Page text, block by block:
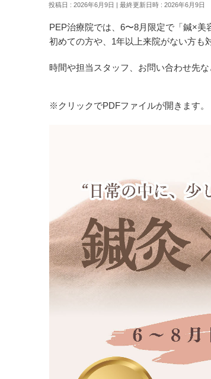
投稿日 : 2026年6月9日 最終更新日時 : 2026年6月9日
PEP治療院では、6〜8月限定で「鍼×美
初めての方や、1年以上来院がない方も
時間や担当スタッフ、お問い合わせ先
※クリックでPDFファイルが開きます。